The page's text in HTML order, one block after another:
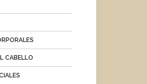
CABELLO